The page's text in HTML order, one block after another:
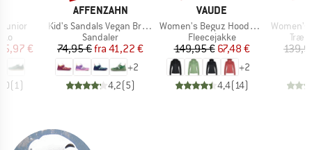
pris
€
( 1)
MÆRKE
AFFENZAHN
Artikel
Kid's Sandals Vegan Breezy
Produktgruppe
Sandaler
Pris
74,95 € Nedsat pris
fra 41,22 €
+2
4,2(5)
MÆRKE
VAUDE
Artikel
Women's Beguz Hoody Jacket
Produktgruppe
Fleecejakke
Pris
149,95 €Nedsat pris
67,48 €
+2
4,4( 14)
Artikel
Women's